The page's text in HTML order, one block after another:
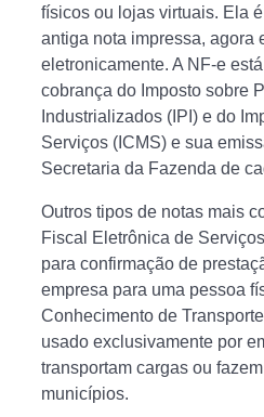
físicos ou lojas virtuais. Ela
antiga nota impressa, agora
eletronicamente. A NF-e
cobrança do Imposto sobre
Industrializados (IPI) e do
Serviços (ICMS) e sua
Secretaria da Fazenda de
Outros tipos de notas mais
Fiscal Eletrônica de
para confirmação de
empresa para uma pessoa
Conhecimento de
usado exclusivamente por
transportam cargas ou
municípios.